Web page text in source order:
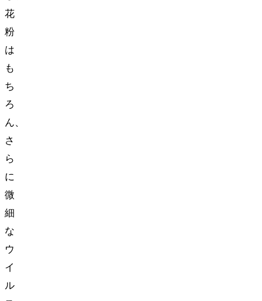
花
粉
は
も
ち
ろ
ん、
さ
ら
に
微
細
な
ウ
イ
ル